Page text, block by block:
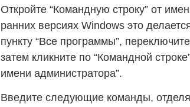
Откройте “Командную строку” от
ранних версиях Windows это
пункту “Все программы”,
затем кликните по “Командной
имени администратора”.
Введите следующие команды,